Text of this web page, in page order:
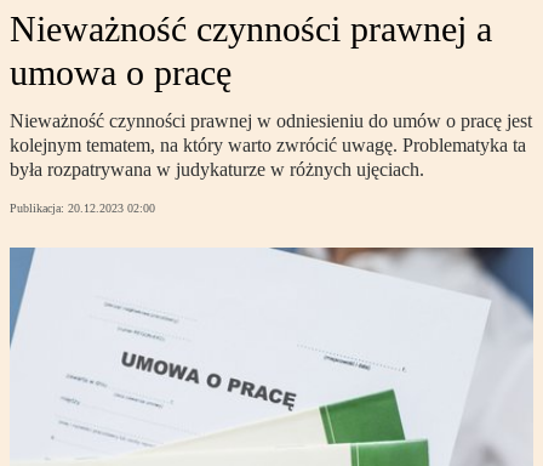
Nieważność czynności prawnej a
umowa o pracę
Nieważność czynności prawnej w odniesieniu do umów o pracę jest
kolejnym tematem, na który warto zwrócić uwagę. Problematyka ta
była rozpatrywana w judykaturze w różnych ujęciach.
Publikacja: 20.12.2023 02:00